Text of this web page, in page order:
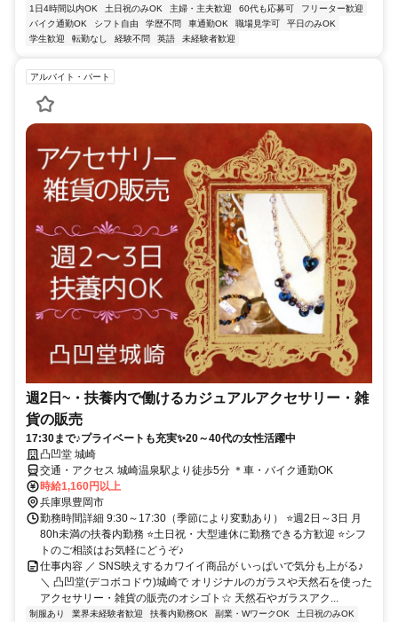
1日4時間以内OK
土日祝のみOK 主婦・主夫歓迎 60代も応募可
フリーター歓迎
バイク通勤OK
シフト自由 学歴不問 車通勤OK 職場見学可
平日のみOK
学生歓迎
転勤なし 経験不問 英語 未経験者歓迎
アルバイト・パート
週2日~・扶養内で働けるカジュアルアクセサリー・雑
貨の販売
17:30まで♪プライベートも充実✨20～40代の女性活躍中
凸凹堂 城崎
交通・アクセス 城崎温泉駅より徒歩5分 ＊車・バイク通勤OK
時給1,160円以上
兵庫県豊岡市
勤務時間詳細 9:30～17:30（季節により変動あり） ⭐週2日～3日 月
80h未満の扶養内勤務 ⭐土日祝・大型連休に勤務できる方歓迎 ⭐シフ
トのご相談はお気軽にどうぞ♪
仕事内容 ／ SNS映えするカワイイ商品が いっぱいで気分も上がる♪
＼ 凸凹堂(デコボコドウ)城崎で オリジナルのガラスや天然石を使った
アクセサリー・雑貨の販売のオシゴト☆ 天然石やガラスアク...
制服あり 業界未経験者歓迎 扶養内勤務OK 副業・WワークOK
土日祝のみOK